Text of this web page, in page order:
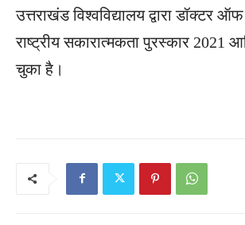
उत्तराखंड विश्वविद्यालय द्वारा डॉक्टर
राष्ट्रीय सकारात्मकता पुरस्कार 2021
चुका है।